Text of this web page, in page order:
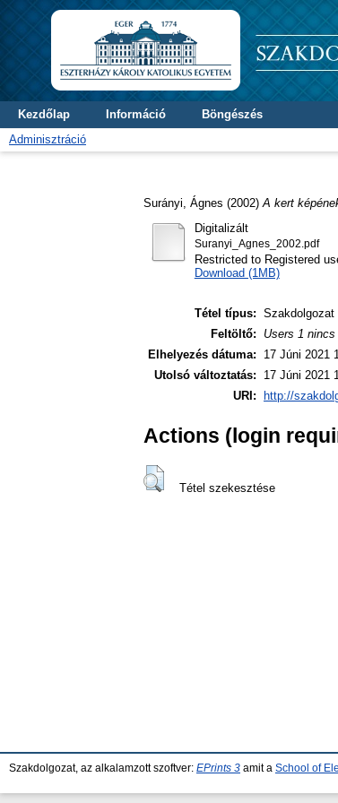
Kezdőlap Információ
Böngészés
Adminisztráció
Surányi, Ágnes (2002) A kert
Digitalizált
Suranyi_Agnes_2002.pdf
Restricted to Registered
Download (1MB)
Tétel típus: Szakdolgozat
Feltöltő:
Users 1 nincs
Elhelyezés dátuma:
17 Júni 2021
Utolsó változtatás:
17 Júni 2021
URI:
http://
Actions (login
Tétel szekesztése
Szakdolgozat, az alkalamzott szoftver: EPrints 3 amit a School of